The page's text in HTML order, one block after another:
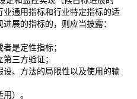
通用指标和行业特定指标的适
展的指标的，则应当披露：
是定性指标；
三方验证；
设、方法的局限性以及使用的输
）。